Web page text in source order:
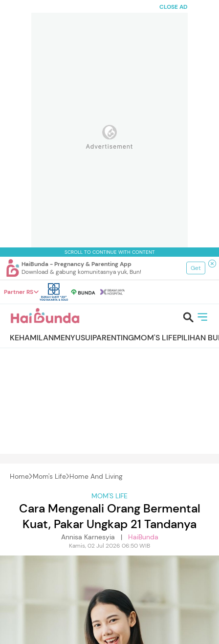
CLOSE AD
SCROLL TO CONTINUE WITH CONTENT
HaiBunda - Pregnancy & Parenting App
Download & gabung komunitasnya yuk, Bun!
Get
Partner RS
KEHAMILANMENYUSUIPARENTINGMOM'S LIFEPILIHAN
Home Mom's Life Home And Living
MOM'S LIFE
Cara Mengenali Orang Bermental
Kuat, Pakar Ungkap 21 Tandanya
Annisa Karnesyia | HaiBunda
Kamis, 02 Jul 2026 06:50 WIB